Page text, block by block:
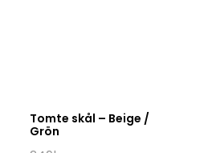
Tomte skål – Beige /
Grön